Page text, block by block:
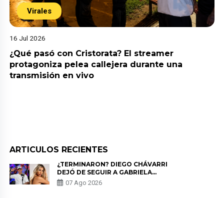
Virales
16 Jul 2026
¿Qué pasó con Cristorata? El streamer
protagoniza pelea callejera durante una
transmisión en vivo
ARTICULOS RECIENTES
¿TERMINARON? DIEGO CHÁVARRI
DEJÓ DE SEGUIR A GABRIELA
HERRERA Y ANUNCIA SU SALIDA
DE PÓDCAST
07 Ago 2026